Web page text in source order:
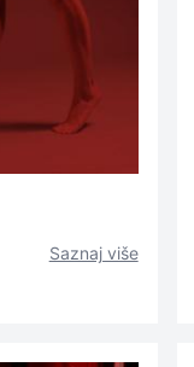
Saznaj više